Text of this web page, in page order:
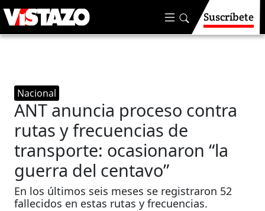
Suscríbete
Nacional
ANT anuncia proceso contra
rutas y frecuencias de
transporte: ocasionaron “la
guerra del centavo”
En los últimos seis meses se registraron 52
fallecidos en estas rutas y frecuencias.